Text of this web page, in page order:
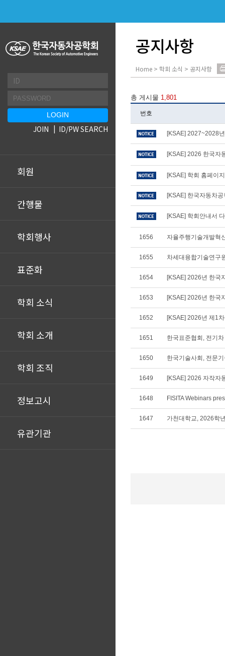
회원
간행물
학회행사
표준화
학회 소식
학회 소개
학회 조직
정보고시
유관기관
JOIN ID/PW SEARCH
공지사항
Home > 학회 소식 > 공지사항
총 게시물 1,801
번호
[KSAE] 2027~2028
[KSAE] 2026 한국자
[KSAE] 학회 홈페이
[KSAE] 한국자동차
[KSAE] 학회안내서
1656 자율주행기술개발혁
1655 차세대융합기술연구
1654 [KSAE] 2026년 한국
1653 [KSAE] 2026년 한국
1652 [KSAE] 2026년 제1
1651 한국표준협회, 전기
1650 한국기술사회, 전문
1649 [KSAE] 2026 자작자
1648
1647 가천대학교, 2026학